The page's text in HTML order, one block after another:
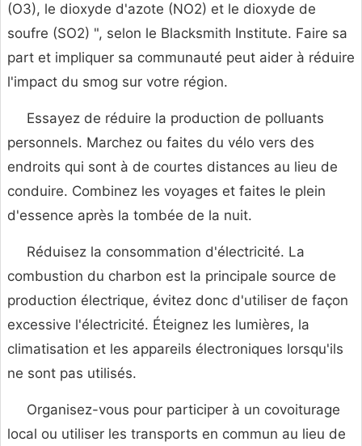
(O3), le dioxyde d'azote (NO2) et le dioxyde de
soufre (SO2) ", selon le Blacksmith Institute. Faire sa
part et impliquer sa communauté peut aider à réduire
l'impact du smog sur votre région.
Essayez de réduire la production de polluants
personnels. Marchez ou faites du vélo vers des
endroits qui sont à de courtes distances au lieu de
conduire. Combinez les voyages et faites le plein
d'essence après la tombée de la nuit.
Réduisez la consommation d'électricité. La
combustion du charbon est la principale source de
production électrique, évitez donc d'utiliser de façon
excessive l'électricité. Éteignez les lumières, la
climatisation et les appareils électroniques lorsqu'ils
ne sont pas utilisés.
Organisez-vous pour participer à un covoiturage
local ou utiliser les transports en commun au lieu de